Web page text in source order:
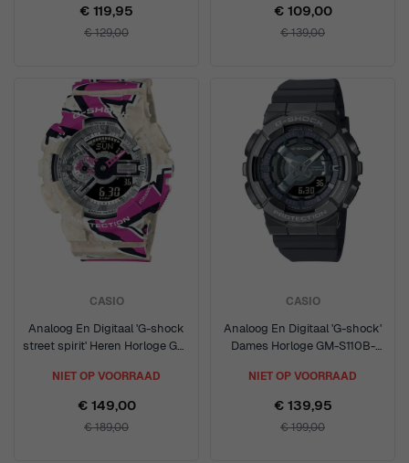
€ 119,95
€ 129,00
€ 109,00
€ 139,00
CASIO
Analoog En Digitaal 'G-shock
street spirit' Heren Horloge GA-
NIET OP VOORRAAD
€ 149,00
€ 189,00
CASIO
Analoog En Digitaal 'G-shock'
Dames Horloge GM-S110B-
NIET OP VOORRAAD
€ 139,95
€ 199,00